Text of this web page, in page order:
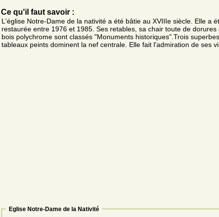
Ce qu'il faut savoir :
L'église Notre-Dame de la nativité a été bâtie au XVIIIe siècle. Elle a
restaurée entre 1976 et 1985. Ses retables, sa chair toute de dorures
bois polychrome sont classés "Monuments historiques".Trois superbes
tableaux peints dominent la nef centrale. Elle fait l'admiration de ses
Eglise Notre-Dame de la Nativité